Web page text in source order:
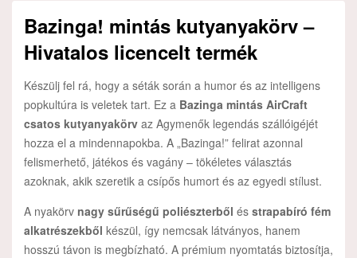
Bazinga! mintás kutyanyakörv –
Hivatalos licencelt termék
Készülj fel rá, hogy a séták során a humor és az intelligens
popkultúra is veletek tart. Ez a Bazinga mintás AirCraft
csatos kutyanyakörv az Agymenők legendás szállóigéjét
hozza el a mindennapokba. A „Bazinga!” felirat azonnal
felismerhető, játékos és vagány – tökéletes választás
azoknak, akik szeretik a csípős humort és az egyedi stílust.
A nyakörv nagy sűrűségű poliészterből és strapabíró fém
alkatrészekből készül, így nemcsak látványos, hanem
hosszú távon is megbízható. A prémium nyomtatás biztosítja,